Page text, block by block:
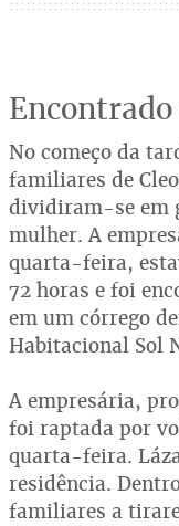
No começo da
familiares de
dividiram-se em
mulher. A
quarta-feira,
72 horas e foi
em um córrego
Habitacional Sol
A empresária,
foi raptada por
quarta-feira.
residência.
familiares a